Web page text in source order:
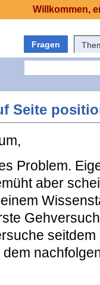
Fragen
Seite
Problem.
aber
Willkommen,